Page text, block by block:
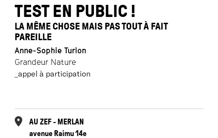
TEST EN PUBLIC !
LA MÊME CHOSE MAIS PAS TOUT À FAIT
PAREILLE
Anne-Sophie Turion
Grandeur Nature
_appel à participation
AU ZEF - MERLAN
avenue Raimu 14e